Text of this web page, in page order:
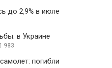
до 2,9% в июле
в Украине
983
погибли